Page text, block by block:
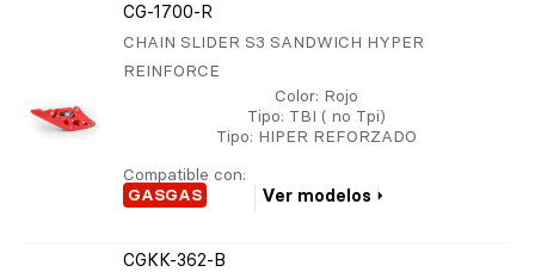
CG-1700-R
CHAIN SLIDER S3 SANDWICH HYPER
REINFORCE
Color: Rojo
Tipo: TBI ( no Tpi)
Tipo: HIPER REFORZADO
Compatible con:
GASGAS
Ver modelos
CGKK-362-B